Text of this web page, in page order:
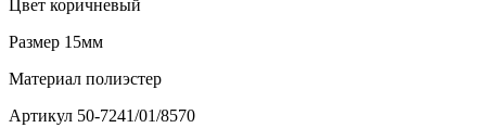
Цвет коричневый
Размер 15мм
Материал полиэстер
Артикул 50-7241/01/8570